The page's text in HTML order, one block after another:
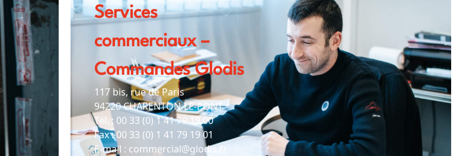
Services
commerciaux –
Commandes Glodis
117 bis, rue de Paris
94220 CHARENTON-LE-PONT
Tél. : 00 33 (0) 1 41 79 19 00
Fax : 00 33 (0) 1 41 79 19 01
E-mail : commercial@glodis.fr